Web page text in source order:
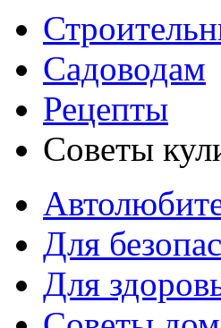
Садоводам
Рецепты
Советы
Для
Для